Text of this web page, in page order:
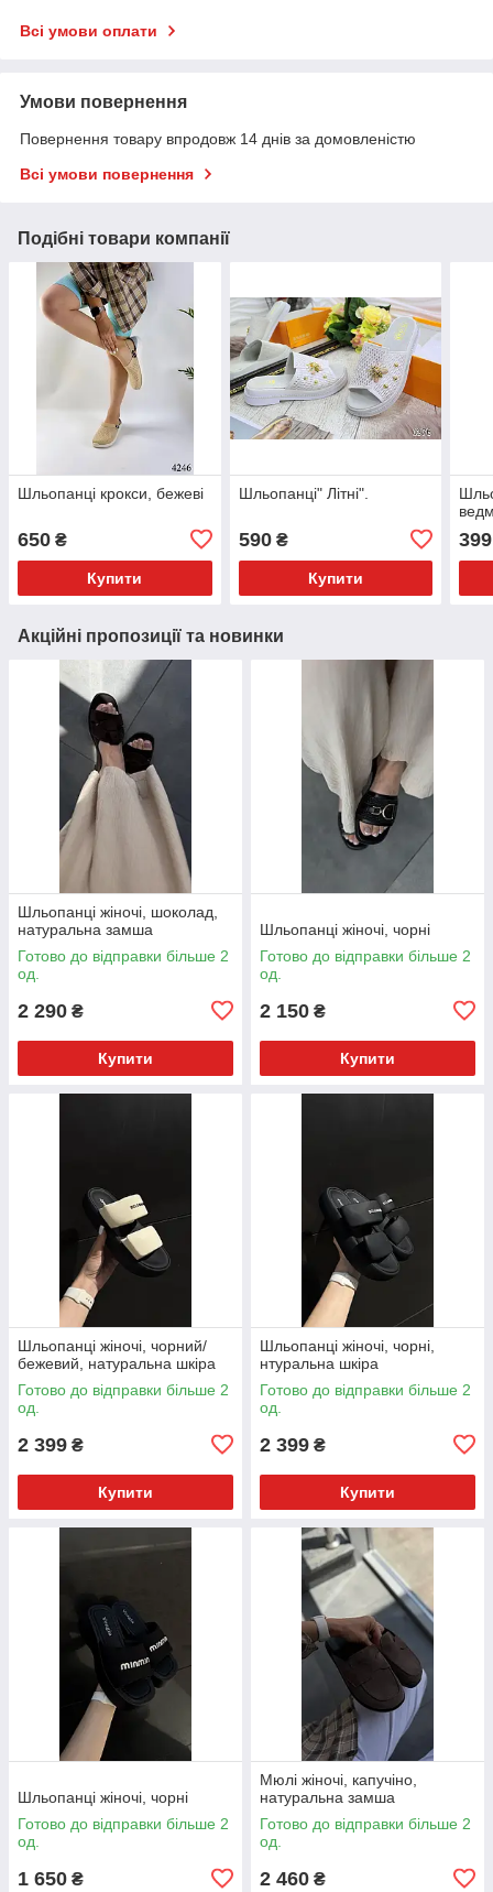
Всі умови оплати
Умови повернення
Повернення товару впродовж 14 днів за домовленістю
Всі умови повернення
Подібні товари компанії
Шльопанці крокси, бежеві
650 ₴
Купити
Шльопанці" Літні".
590₴
Купити
399
Акційні пропозиції та новинки
Шльопанці жіночі, шоколад,
натуральна замша
Готово до відправки більше 2
од.
2 290 ₴
Купити
Шльопанці жіночі, чорні
Готово до відправки більше 2
од.
2 150 ₴
Купити
Шльопанці жіночі, чорний/
бежевий, натуральна шкіра
Готово до відправки більше 2
од.
2 399 ₴
Купити
Шльопанці жіночі, чорні,
нтуральна шкіра
Готово до відправки більше 2
од.
2 399 ₴
Купити
Шльопанці жіночі, чорні
Готово до відправки більше 2
од.
1 650 ₴
Мюлі жіночі, капучіно,
натуральна замша
Готово до відправки більше 2
од.
2 460 ₴